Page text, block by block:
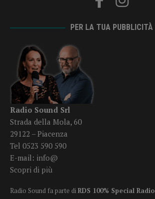
PER LA TUA PUBBLICITÀ
Radio Sound Srl
Strada della Mola, 60
29122 – Piacenza
Tel 0523 590 590
E-mail: info@
Scopri di più
Radio Sound fa parte diRDS 100% Special Radio